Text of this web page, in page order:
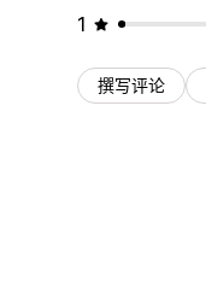
1
撰写评论